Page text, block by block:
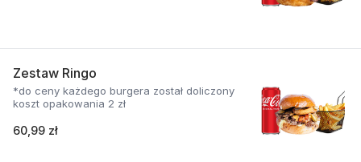
Zestaw Ringo
*do ceny każdego burgera został doliczony
koszt opakowania 2 zł
60,99 zł